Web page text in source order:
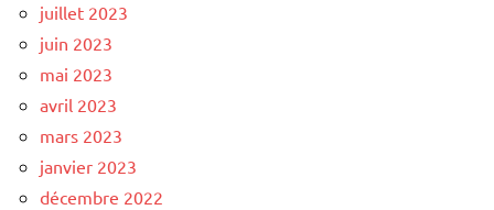
juillet 2023
juin 2023
mai 2023
avril 2023
mars 2023
janvier 2023
décembre 2022